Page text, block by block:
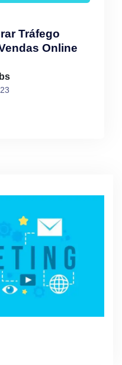
Tráfego
Online